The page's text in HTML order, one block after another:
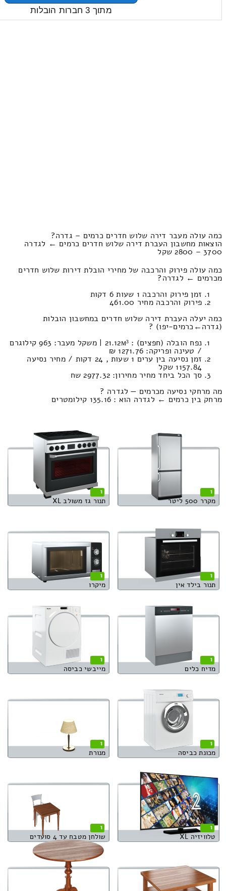
מתוך 3 חברות הובלות
כמה עולה מעבר דירה שלוש חדרים כרמים – גדרה?
הוצאות מחשבון העברת דירה שלוש חדרים כרמים ← לגדרה
3700 – 2800 שקל
כמה עולה פירוק והרכבה של מחירי הובלת דירות שלוש חדרים
מכרמים ← לגדרה?
זמן פירוק והרכבה 1 שעות 6 דקות
פירוק והרכבה מחיר 461.00
כמה יעלה העברת דירה שלוש חדרים במחשבון הובלות
(גדרה‎←‏כרמים-יפו) ?
נפח הובלה (חפצים) : 21.12м³ | משקל מעבר: 963 קילוגרם
/ טעינה ופריקה: 1271.76 ₪
זמן נסיעה בין ערים 1 שעות , 24 דקות / מחיר נסיעה
1157.84 שקל
סך הכל ביחד מחיר מחירון: 2977.32 שח
מה מרחקי נסיעה מכרמים — לגדרה ?
מרחק בין כרמים ← לגדרה הוא : 135.16 קילומטרים
1
מקרר 500 ליטר
1
תנור גז משולב XL
1
תנור בילד אין
1
מיקרו
1
מדיח כלים
1
מייבשי כביסה
1
מכונת כביסה
1
מנורת
1
טלוויזיה XL
1
שולחן מטבח עד 4 סועדים